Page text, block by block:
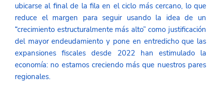
ubicarse al final de la fila en el ciclo más cercano, lo que
reduce el margen para seguir usando la idea de un
“crecimiento estructuralmente más alto” como justificación
del mayor endeudamiento y pone en entredicho que las
expansiones fiscales desde 2022 han estimulado la
economía: no estamos creciendo más que nuestros pares
regionales.